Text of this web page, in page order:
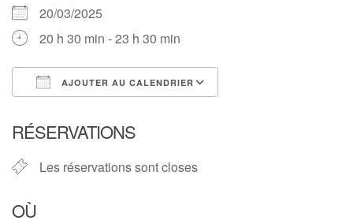
20/03/2025
20 h 30 min - 23 h 30 min
AJOUTER AU CALENDRIER
RÉSERVATIONS
Les réservations sont closes
OÙ